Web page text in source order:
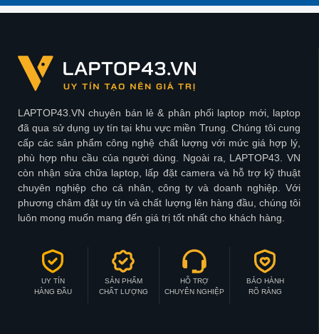
LAPTOP43.VN chuyên bán lẻ & phân phối laptop mới, laptop
đã qua sử dụng uy tín tại khu vực miền Trung. Chúng tôi cung
cấp các sản phẩm công nghệ chất lượng với mức giá hợp lý,
phù hợp nhu cầu của người dùng. Ngoài ra, LAPTOP43. VN
còn nhận sửa chữa laptop, lấp đặt camera và hỗ trợ kỹ thuật
chuyên nghiệp cho cá nhân, công ty và doanh nghiệp. Với
phương châm đặt uy tín và chất lượng lên hàng đầu, chúng tôi
luôn mong muốn mang đến giá trị tốt nhất cho khách hàng.
UY TÍN
HÀNG ĐẦU
SẢN PHẨM
CHẤT LƯỢNG
HỖ TRỢ
CHUYÊN NGHIỆP
BẢO HÀNH
RÕ RÀNG